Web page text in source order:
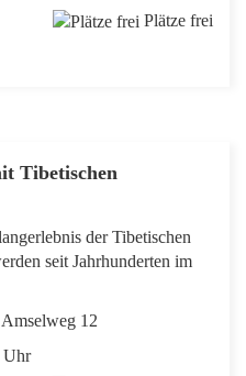
Plätze frei
Tibetischen
der Tibetischen
seit Jahrhunderten im
12
Uhr